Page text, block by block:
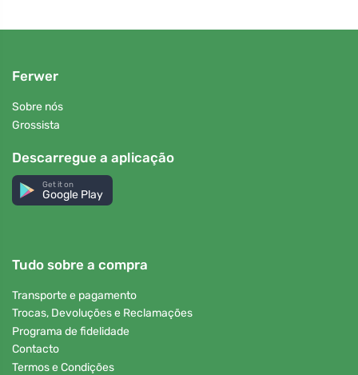
Ferwer
Sobre nós
Grossista
Descarregue a aplicação
Get it on
Google Play
Tudo sobre a compra
Transporte e pagamento
Trocas, Devoluções e Reclamações
Programa de fidelidade
Contacto
Termos e Condições